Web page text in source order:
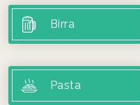
Birra
Pasta